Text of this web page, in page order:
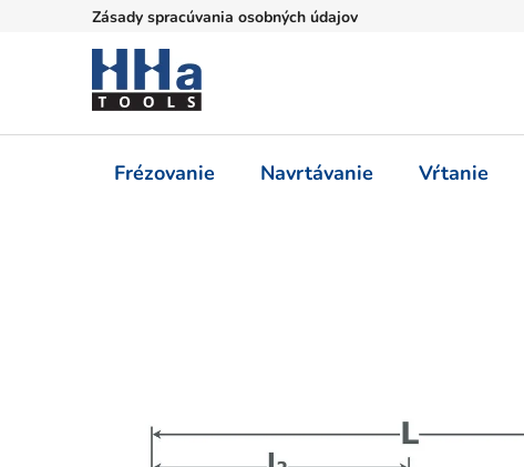
Zásady spracúvania osobných údajov
Frézovanie Navrtávanie Vŕtanie